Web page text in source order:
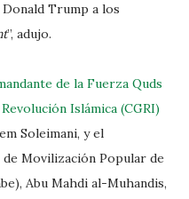
Trump a los
”, adujo.
de la Fuerza Quds
Islámica (CGRI)
Soleimani, y el
de Movilización Popular de
Abu Mahdi al-Muhandis,